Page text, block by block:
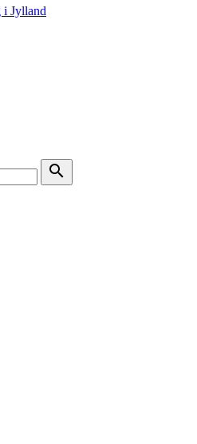
i Jylland
search